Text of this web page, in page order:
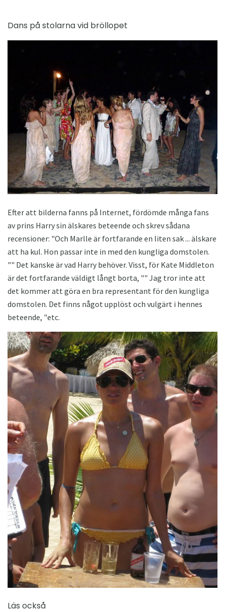
Dans på stolarna vid bröllopet
Efter att bilderna fanns på Internet, fördömde många fans
av prins Harry sin älskares beteende och skrev sådana
recensioner: "Och Marlle är fortfarande en liten sak ... älskare
att ha kul. Hon passar inte in med den kungliga domstolen.
"" Det kanske är vad Harry behöver. Visst, för Kate Middleton
är det fortfarande väldigt långt borta, "" Jag tror inte att
det kommer att göra en bra representant för den kungliga
domstolen. Det finns något upplöst och vulgärt i hennes
beteende, "etc.
Läs också